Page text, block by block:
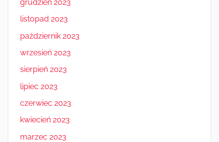
grudzień 2023
listopad 2023
październik 2023
wrzesień 2023
sierpień 2023
lipiec 2023
czerwiec 2023
kwiecień 2023
marzec 2023